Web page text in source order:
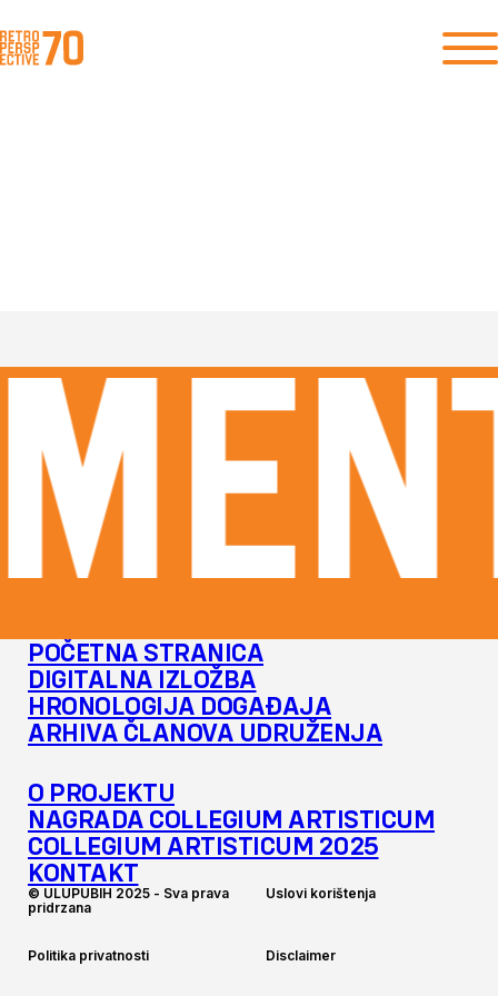
POČETNA STRANICA
DIGITALNA IZLOŽBA
HRONOLOGIJA DOGAĐAJA
ARHIVA ČLANOVA UDRUŽENJA
O PROJEKTU
NAGRADA COLLEGIUM ARTISTICUM
COLLEGIUM ARTISTICUM 2025
KONTAKT
© ULUPUBIH 2025 - Sva prava
pridrzana
Uslovi korištenja
Politika privatnosti Disclaimer